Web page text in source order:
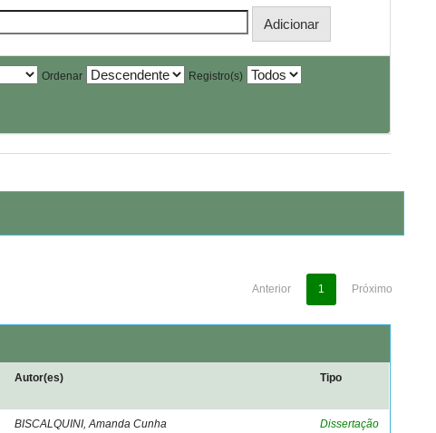
Ordenar Registro(s)
Anterior 1 Próximo
Autor(es) Tipo
BISCALQUINI, Amanda Cunha Dissertação